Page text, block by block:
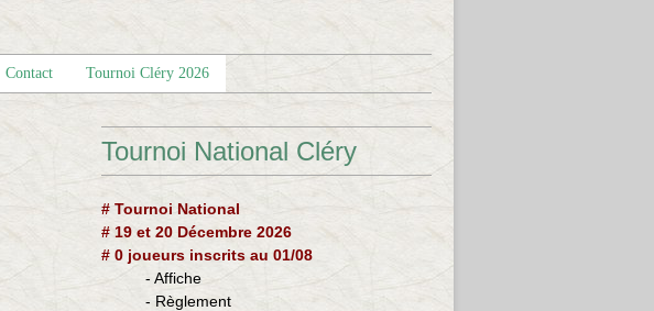
Contact Tournoi Cléry 2026
Tournoi National Cléry
# Tournoi National
# 19 et 20 Décembre 2026
# 0 joueurs inscrits au 01/08
- Affiche
- Règlement